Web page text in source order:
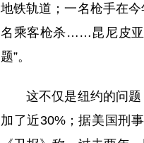
地铁轨道；一名枪手在
名乘客枪杀……昆尼皮亚
题”。
这不仅是纽约的问
加了近30%；据美国刑